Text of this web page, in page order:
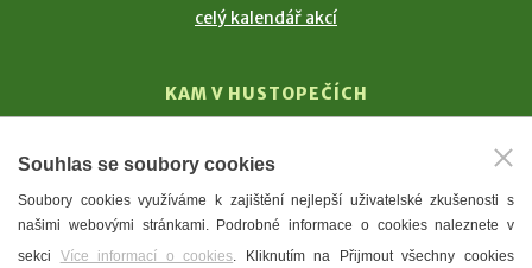
celý kalendář akcí
KAM V HUSTOPEČÍCH
T. G. Masaryk
Mandloně
Ubytování
Souhlas se soubory cookies
Soubory cookies využíváme k zajištění nejlepší uživatelské zkušenosti s
našimi webovými stránkami. Podrobné informace o cookies naleznete v
sekci Více informací o cookies. Kliknutím na Přijmout všechny cookies